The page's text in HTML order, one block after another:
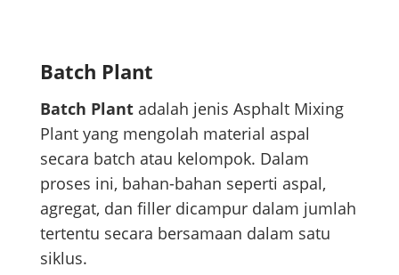
Batch Plant
Batch Plantadalah jenis Asphalt Mixing
Plant yang mengolah material aspal
secara batch atau kelompok. Dalam
proses ini, bahan-bahan seperti aspal,
agregat, dan filler dicampur dalam jumlah
tertentu secara bersamaan dalam satu
siklus.